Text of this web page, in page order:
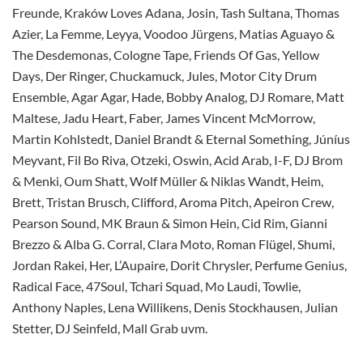
Freunde, Kraków Loves Adana, Josin, Tash Sultana, Thomas
Azier, La Femme, Leyya, Voodoo Jürgens, Matias Aguayo &
The Desdemonas, Cologne Tape, Friends Of Gas, Yellow
Days, Der Ringer, Chuckamuck, Jules, Motor City Drum
Ensemble, Agar Agar, Hade, Bobby Analog, DJ Romare, Matt
Maltese, Jadu Heart, Faber, James Vincent McMorrow,
Martin Kohlstedt, Daniel Brandt & Eternal Something, Júníus
Meyvant, Fil Bo Riva, Otzeki, Oswin, Acid Arab, I-F, DJ Brom
& Menki, Oum Shatt, Wolf Müller & Niklas Wandt, Heim,
Brett, Tristan Brusch, Clifford, Aroma Pitch, Apeiron Crew,
Pearson Sound, MK Braun & Simon Hein, Cid Rim, Gianni
Brezzo & Alba G. Corral, Clara Moto, Roman Flügel, Shumi,
Jordan Rakei, Her, L’Aupaire, Dorit Chrysler, Perfume Genius,
Radical Face, 47Soul, Tchari Squad, Mo Laudi, Towlie,
Anthony Naples, Lena Willikens, Denis Stockhausen, Julian
Stetter, DJ Seinfeld, Mall Grab uvm.